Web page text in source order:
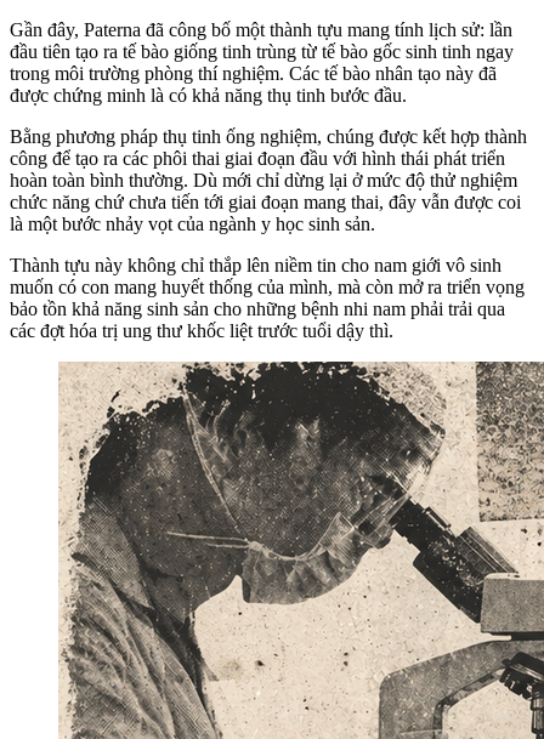
Gần đây, Paterna đã công bố một thành tựu mang tính lịch sử: lần
đầu tiên tạo ra tế bào giống tinh trùng từ tế bào gốc sinh tinh ngay
trong môi trường phòng thí nghiệm. Các tế bào nhân tạo này đã
được chứng minh là có khả năng thụ tinh bước đầu.
Bằng phương pháp thụ tinh ống nghiệm, chúng được kết hợp thành
công để tạo ra các phôi thai giai đoạn đầu với hình thái phát triển
hoàn toàn bình thường. Dù mới chỉ dừng lại ở mức độ thử nghiệm
chức năng chứ chưa tiến tới giai đoạn mang thai, đây vẫn được coi
là một bước nhảy vọt của ngành y học sinh sản.
Thành tựu này không chỉ thắp lên niềm tin cho nam giới vô sinh
muốn có con mang huyết thống của mình, mà còn mở ra triển vọng
bảo tồn khả năng sinh sản cho những bệnh nhi nam phải trải qua
các đợt hóa trị ung thư khốc liệt trước tuổi dậy thì.